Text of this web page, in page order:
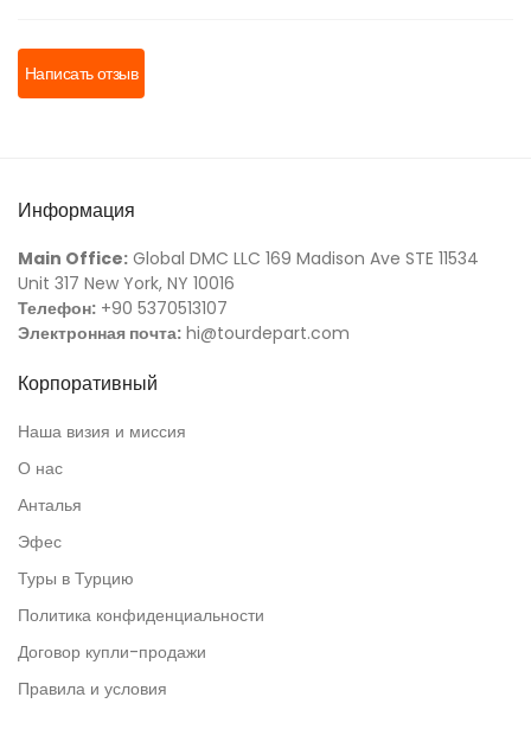
Написать отзыв
Информация
Main Office: Global DMC LLC 169 Madison Ave STE 11534
Unit 317 New York, NY 10016
Телефон: +90 5370513107
Электронная почта: hi@tourdepart.com
Корпоративный
Наша визия и миссия
О нас
Анталья
Эфес
Туры в Турцию
Политика конфиденциальности
Договор купли-продажи
Правила и условия